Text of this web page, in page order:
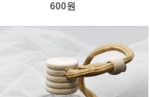
600원